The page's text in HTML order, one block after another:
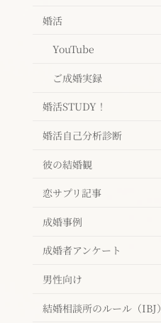
婚活
YouTube
ご成婚実録
婚活STUDY！
婚活自己分析診断
彼の結婚観
恋サプリ記事
成婚事例
成婚者アンケート
男性向け
結婚相談所のルール（IBJ）